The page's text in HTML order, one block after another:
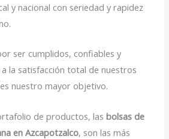
y nacional con seriedad y rapidez
ser cumplidos, confiables y
la satisfacción total de nuestros
nuestro mayor objetivo.
de productos, lasbolsas de
en Azcapotzalco, son las más